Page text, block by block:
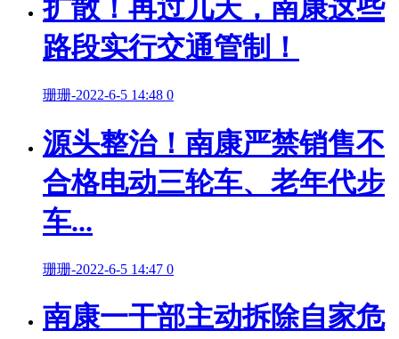
扩散！再过几天，南康这些
路段实行交通管制！
珊珊-2022-6-5 14:48 0
源头整治！南康严禁销售不
合格电动三轮车、老年代步
车...
珊珊-2022-6-5 14:47 0
南康一干部主动拆除自家危